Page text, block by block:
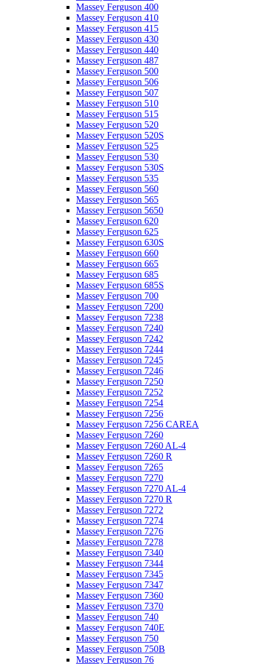
Massey Ferguson 400
Massey Ferguson 410
Massey Ferguson 415
Massey Ferguson 430
Massey Ferguson 440
Massey Ferguson 487
Massey Ferguson 500
Massey Ferguson 506
Massey Ferguson 507
Massey Ferguson 510
Massey Ferguson 515
Massey Ferguson 520
Massey Ferguson 520S
Massey Ferguson 525
Massey Ferguson 530
Massey Ferguson 530S
Massey Ferguson 535
Massey Ferguson 560
Massey Ferguson 565
Massey Ferguson 5650
Massey Ferguson 620
Massey Ferguson 625
Massey Ferguson 630S
Massey Ferguson 660
Massey Ferguson 665
Massey Ferguson 685
Massey Ferguson 685S
Massey Ferguson 700
Massey Ferguson 7200
Massey Ferguson 7238
Massey Ferguson 7240
Massey Ferguson 7242
Massey Ferguson 7244
Massey Ferguson 7245
Massey Ferguson 7246
Massey Ferguson 7250
Massey Ferguson 7252
Massey Ferguson 7254
Massey Ferguson 7256
Massey Ferguson 7256 CAREA
Massey Ferguson 7260
Massey Ferguson 7260 AL-4
Massey Ferguson 7260 R
Massey Ferguson 7265
Massey Ferguson 7270
Massey Ferguson 7270 AL-4
Massey Ferguson 7270 R
Massey Ferguson 7272
Massey Ferguson 7274
Massey Ferguson 7276
Massey Ferguson 7278
Massey Ferguson 7340
Massey Ferguson 7344
Massey Ferguson 7345
Massey Ferguson 7347
Massey Ferguson 7360
Massey Ferguson 7370
Massey Ferguson 740
Massey Ferguson 740E
Massey Ferguson 750
Massey Ferguson 750B
Massey Ferguson 76